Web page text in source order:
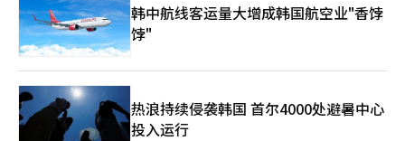
韩中航线客运量大增成韩国航空业"香饽
饽"
热浪持续侵袭韩国 首尔4000处避暑中心
投入运行